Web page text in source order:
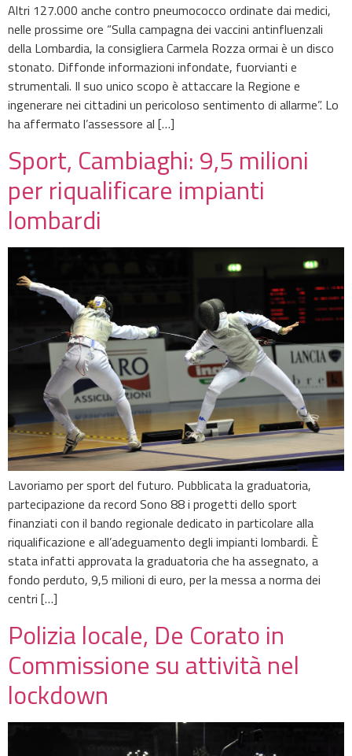
Altri 127.000 anche contro pneumococco ordinate dai medici,
nelle prossime ore “Sulla campagna dei vaccini antinfluenzali
della Lombardia, la consigliera Carmela Rozza ormai è un disco
stonato. Diffonde informazioni infondate, fuorvianti e
strumentali. Il suo unico scopo è attaccare la Regione e
ingenerare nei cittadini un pericoloso sentimento di allarme”. Lo
ha affermato l’assessore al […]
Sport, Cambiaghi: 9,5 milioni
per riqualificare impianti
lombardi
Lavoriamo per sport del futuro. Pubblicata la graduatoria,
partecipazione da record Sono 88 i progetti dello sport
finanziati con il bando regionale dedicato in particolare alla
riqualificazione e all’adeguamento degli impianti lombardi. È
stata infatti approvata la graduatoria che ha assegnato, a
fondo perduto, 9,5 milioni di euro, per la messa a norma dei
centri […]
Polizia locale, De Corato in
Commissione su attività nel
lockdown